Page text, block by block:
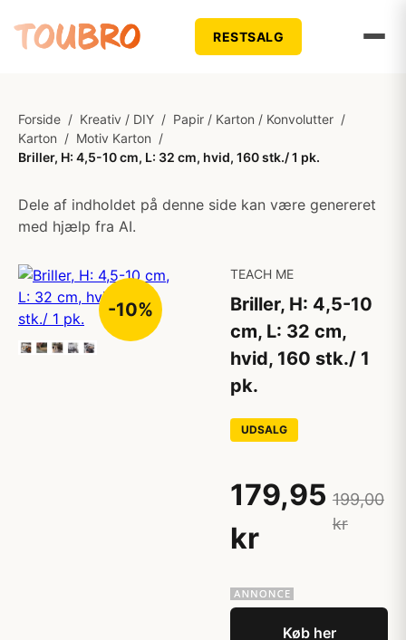
RESTSALG
Forside / Kreativ / DIY / Papir / Karton / Konvolutter /
Karton / Motiv Karton /
Briller, H: 4,5-10 cm, L: 32 cm, hvid, 160 stk./ 1 pk.
Dele af indholdet på denne side kan være genereret
med hjælp fra AI.
-10%
TEACH ME
Briller, H: 4,5-10
cm, L: 32 cm,
hvid, 160 stk./ 1
pk.
UDSALG
179,95
kr
199,00
kr
Køb her